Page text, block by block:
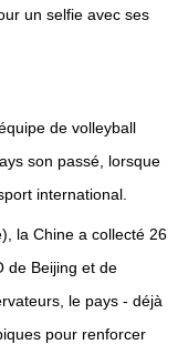
un selfie avec ses
de volleyball
son passé, lorsque
international.
la Chine a collecté 26
de Beijing et de
le pays - déjà
pour renforcer